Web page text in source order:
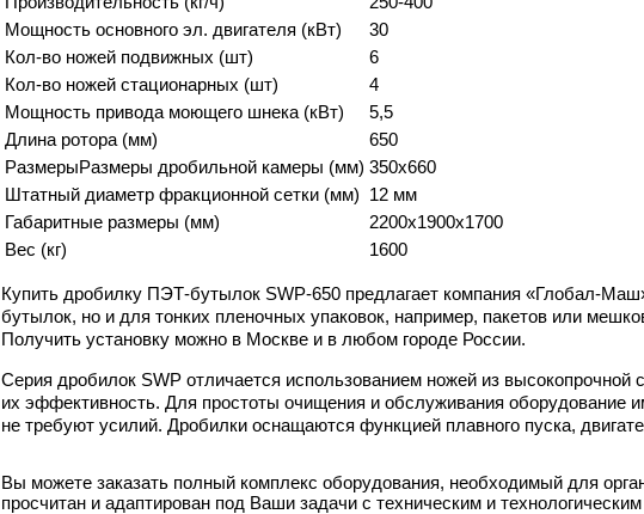
Мощность основного эл. двигателя (кВт)
30
Кол-во ножей подвижных (шт)
6
Кол-во ножей стационарных (шт)
4
Мощность привода моющего шнека (кВт)
5,5
Длина ротора (мм)
650
РазмерыРазмеры дробильной камеры (мм) 350х660
Штатный диаметр фракционной сетки (мм) 12 мм
Габаритные размеры (мм)
2200x1900x1700
Вес (кг)
1600
Купить дробилку ПЭТ-бутылок SWP-650 предлагает компания «Глобал-
бутылок, но и для тонких пленочных упаковок, например, пакетов или
Получить установку можно в Москве и в любом городе России.
Серия дробилок SWP отличается использованием ножей из
их эффективность. Для простоты очищения и обслуживания оборудование
не требуют усилий. Дробилки оснащаются функцией плавного пуска,
Вы можете заказать полный комплекс оборудования, необходимый для
просчитан и адаптирован под Ваши задачи с техническим и